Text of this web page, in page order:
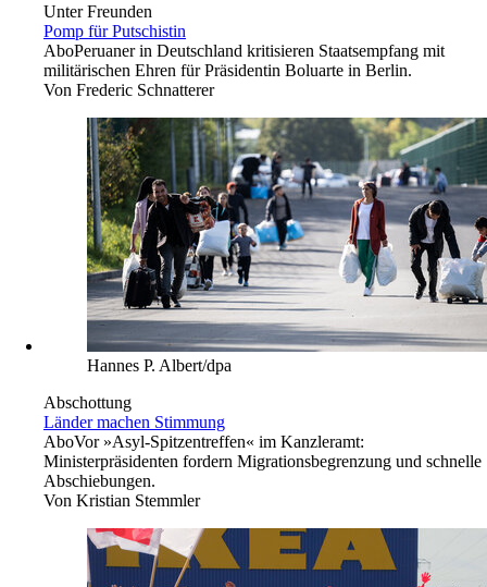
Unter Freunden
Pomp für Putschistin
AboPeruaner in Deutschland kritisieren Staatsempfang mit
militärischen Ehren für Präsidentin Boluarte in Berlin.
Von Frederic Schnatterer
Hannes P. Albert/dpa
Abschottung
Länder machen Stimmung
AboVor »Asyl-Spitzentreffen« im Kanzleramt:
Ministerpräsidenten fordern Migrationsbegrenzung und schnelle
Abschiebungen.
Von Kristian Stemmler